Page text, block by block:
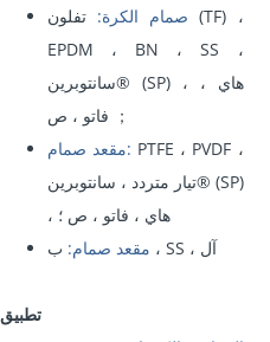
صمام الكرة:تفلون (TF) ،
EPDM ، BN ، SS ،
سانتوبرين® (SP) ، هاي ،
فاتو ، ص ；
مقعد صمام: PTFE ، PVDF ،
تيار متردد ، سانتوبرين® (SP)
، هاي ، فاتو ، ص ؛
مقعد صمام:
ب ، SS ، آل
تطبيق